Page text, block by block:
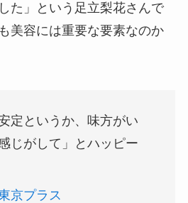
た」という足立梨花さんで
美容には重要な要素なのか
定というか、味方がい
じがして」とハッピー
京プラス